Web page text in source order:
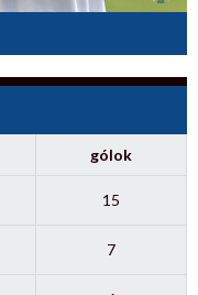
gólok
15
7